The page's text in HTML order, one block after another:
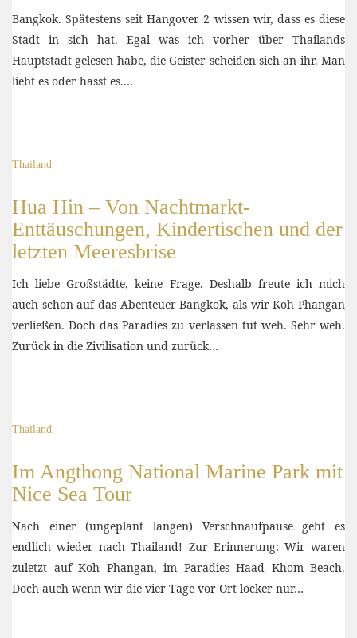
Bangkok. Spätestens seit Hangover 2 wissen wir, dass es diese
Stadt in sich hat. Egal was ich vorher über Thailands
Hauptstadt gelesen habe, die Geister scheiden sich an ihr. Man
liebt es oder hasst es.…
Thailand
Hua Hin – Von Nachtmarkt-
Enttäuschungen, Kindertischen und der
letzten Meeresbrise
Ich liebe Großstädte, keine Frage. Deshalb freute ich mich
auch schon auf das Abenteuer Bangkok, als wir Koh Phangan
verließen. Doch das Paradies zu verlassen tut weh. Sehr weh.
Zurück in die Zivilisation und zurück…
Thailand
Im Angthong National Marine Park mit
Nice Sea Tour
Nach einer (ungeplant langen) Verschnaufpause geht es
endlich wieder nach Thailand! Zur Erinnerung: Wir waren
zuletzt auf Koh Phangan, im Paradies Haad Khom Beach.
Doch auch wenn wir die vier Tage vor Ort locker nur…